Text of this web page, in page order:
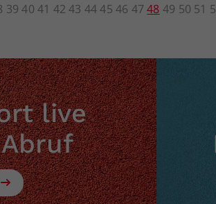
39 40 41 42 43 44 45 46 47 48 49 50 51
live